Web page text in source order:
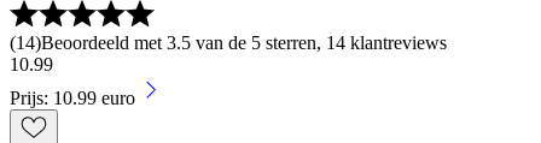
(14)Beoordeeld met 3.5 van de 5 sterren, 14 klantreviews
10.99
Prijs: 10.99 euro